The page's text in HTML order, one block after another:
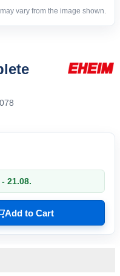
vary from the image shown.
21.08.
Add to Cart